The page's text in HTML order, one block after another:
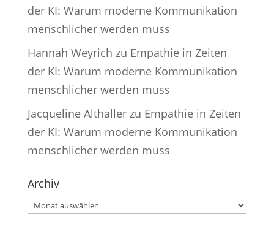
der KI: Warum moderne Kommunikation
menschlicher werden muss
Hannah Weyrich zu Empathie in Zeiten
der KI: Warum moderne Kommunikation
menschlicher werden muss
Jacqueline Althallerzu Empathie in Zeiten
der KI: Warum moderne Kommunikation
menschlicher werden muss
Archiv
Archiv